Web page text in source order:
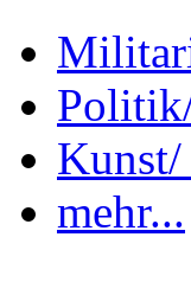
mehr...